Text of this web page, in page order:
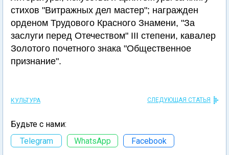
стихов "Витражных дел мастер"; награжден
орденом Трудового Красного Знамени, "За
заслуги перед Отечеством" III степени, кавалер
Золотого почетного знака "Общественное
признание".
КУЛЬТУРА СЛЕДУЮЩАЯ СТАТЬЯ
Будьте с нами:
Telegram
WhatsApp Facebook